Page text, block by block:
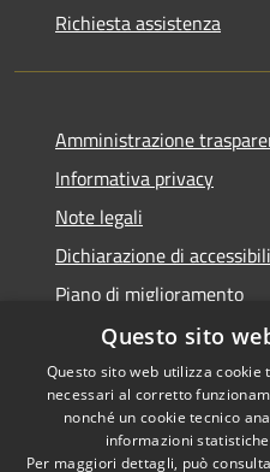
Richiesta assistenza
Amministrazione
Informativa privacy
Note legali
Dichiarazione di
Piano di miglioramento
Accessibilità
Questo sito
Questo sito web utilizza
necessari al corretto
nonché un cookie tecnico
informazioni
Per maggiori dettagli, può